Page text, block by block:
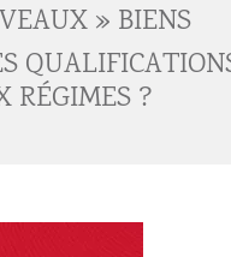
» BIENS
RÉGIMES ?